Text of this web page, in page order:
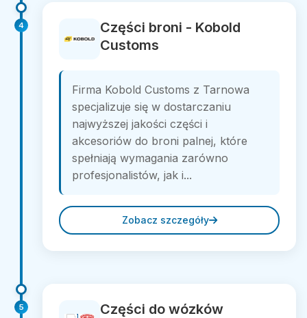
4
Części broni - Kobold
Customs
Firma Kobold Customs z Tarnowa
specjalizuje się w dostarczaniu
najwyższej jakości części i
akcesoriów do broni palnej, które
spełniają wymagania zarówno
profesjonalistów, jak i...
Zobacz szczegóły
5
Części do wózków